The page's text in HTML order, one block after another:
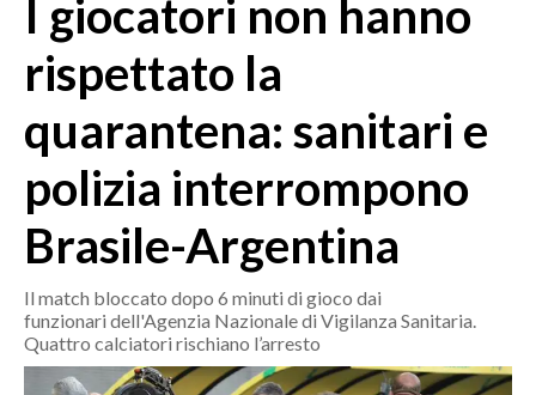
MEDIO CAMPIDANO
ORISTANO E PROVINCIA
SASSARI E PROVINCIA
NUORO E PROVINCIA
OGLIASTRA
AGENDA
ITALIA
MONDO
I giocatori non hanno
rispettato la
quarantena: sanitari e
polizia interrompono
Brasile-Argentina
Il match bloccato dopo 6 minuti di gioco dai
funzionari dell'Agenzia Nazionale di Vigilanza Sanitaria.
Quattro calciatori rischiano l’arresto